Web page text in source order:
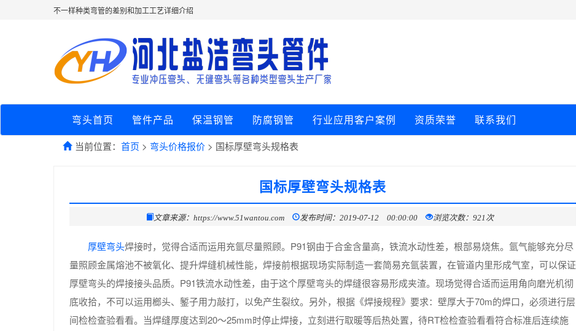
不一样种类弯管的差别和加工工艺详细介绍
弯头首页 管件产品 保温钢管 防腐钢管 行业应用客户案例 资质荣誉 联系我们
当前位置： 首页 > 弯头价格报价 > 国标厚壁弯头规格表
国标厚壁弯头规格表
文章来源：https://www.51wantou.com 发布时间：2019-07-12 00:00:00 浏览次数：921次
厚壁弯头焊接时，觉得合适而运用充氩尽量照顾。P91钢由于合金含量高，铁流水动性差，根部易烧焦。氩气能够充分尽
量照顾金属熔池不被氧化、提升焊缝机械性能，焊接前根据现场实际制造一套简易充氩装置，在管道内里形成气室，可以保证
厚壁弯头的焊接接头品质。P91铁流水动性差，由于这个厚壁弯头的焊缝很容易形成夹渣。现场觉得合适而运用角向磨光机彻
底收拾，不可以运用榔头、錾子用力敲打，以免产生裂纹。另外，根据《焊接规程》要求：壁厚大于70m的焊口，必须进行层
间检检查验看看。当焊缝厚度达到20～25mm时停止焊接，立刻进行取暖等后热处置，待RT检检查验看看符合标准后连续施